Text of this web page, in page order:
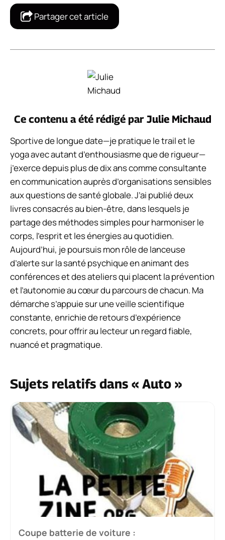
Partager cet article
Ce contenu a été rédigé par Julie Michaud
Sportive de longue date—je pratique le trail et le
yoga avec autant d’enthousiasme que de rigueur—
j’exerce depuis plus de dix ans comme consultante
en communication auprès d’organisations sensibles
aux questions de santé globale. J’ai publié deux
livres consacrés au bien-être, dans lesquels je
partage des méthodes simples pour harmoniser le
corps, l’esprit et les énergies au quotidien.
Aujourd’hui, je poursuis mon rôle de lanceuse
d’alerte sur la santé psychique en animant des
conférences et des ateliers qui placent la prévention
et l’autonomie au cœur du parcours de chacun. Ma
démarche s’appuie sur une veille scientifique
constante, enrichie de retours d’expérience
concrets, pour offrir au lecteur un regard fiable,
nuancé et pragmatique.
Sujets relatifs dans « Auto »
Coupe batterie de voiture :